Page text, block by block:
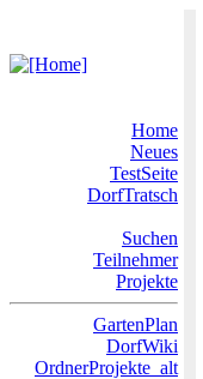
Home
Neues
TestSeite
DorfTratsch
Suchen
Teilnehmer
Projekte
GartenPlan
DorfWiki
OrdnerProjekte_alt